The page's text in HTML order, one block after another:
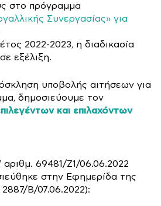
στο πρόγραμμα
Συνεργασίας» για
2022-2023, η διαδικασία
εξέλιξη.
υποβολής αιτήσεων για
δημοσιεύουμε τον
και επιλαχόντων
69481/Ζ1/06.06.2022
στην Εφημερίδα της
Β/07.06.2022):